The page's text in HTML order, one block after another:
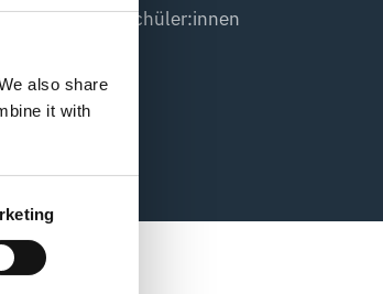
also share
it with
Sprachschüler:innen